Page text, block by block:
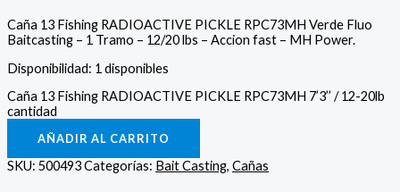
Caña 13 Fishing RADIOACTIVE PICKLE RPC73MH Verde Fluo
Baitcasting – 1 Tramo – 12/20 lbs – Accion fast – MH Power.
Disponibilidad: 1 disponibles
Caña 13 Fishing RADIOACTIVE PICKLE RPC73MH 7’3’’ / 12-20lb
cantidad
AÑADIR AL CARRITO
SKU: 500493Categorías: Bait Casting, Cañas